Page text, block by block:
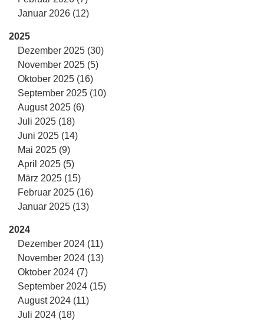
Januar 2026 (12)
2025
Dezember 2025 (30)
November 2025 (5)
Oktober 2025 (16)
September 2025 (10)
August 2025 (6)
Juli 2025 (18)
Juni 2025 (14)
Mai 2025 (9)
April 2025 (5)
März 2025 (15)
Februar 2025 (16)
Januar 2025 (13)
2024
Dezember 2024 (11)
November 2024 (13)
Oktober 2024 (7)
September 2024 (15)
August 2024 (11)
Juli 2024 (18)